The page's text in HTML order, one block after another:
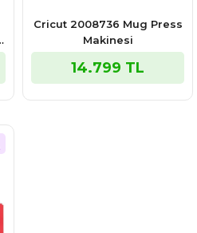
Cricut 2008736 Mug Press
Makinesi
14.799 TL